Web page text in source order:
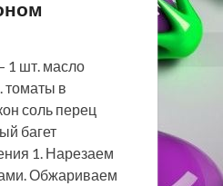
1 шт. масло
томаты в
соль перец
багет
1. Нарезаем
Обжариваем